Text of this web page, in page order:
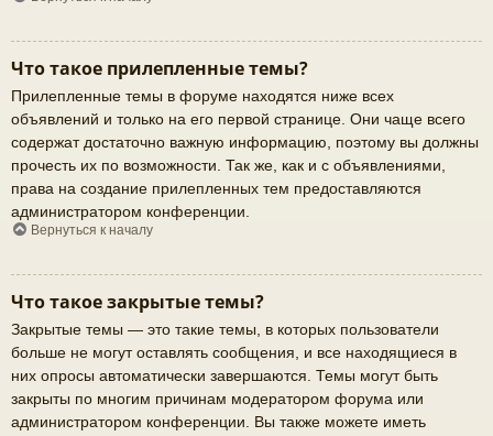
Что такое прилепленные темы?
Прилепленные темы в форуме находятся ниже всех
объявлений и только на его первой странице. Они чаще всего
содержат достаточно важную информацию, поэтому вы должны
прочесть их по возможности. Так же, как и с объявлениями,
права на создание прилепленных тем предоставляются
администратором конференции.
Вернуться к началу
Что такое закрытые темы?
Закрытые темы — это такие темы, в которых пользователи
больше не могут оставлять сообщения, и все находящиеся в
них опросы автоматически завершаются. Темы могут быть
закрыты по многим причинам модератором форума или
администратором конференции. Вы также можете иметь